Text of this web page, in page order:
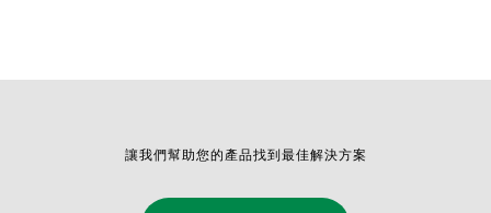
讓我們幫助您的產品找到最佳解決方案